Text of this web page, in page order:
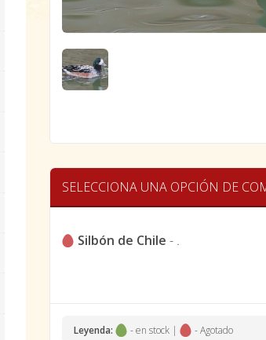
SELECCIONA UNA OPCIÓN DE
Silbón de Chile - .
Leyenda: - en stock | - Agotado